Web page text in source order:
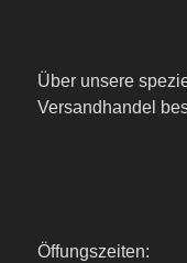
Über unsere
Versandhandel
Öffungszeiten: